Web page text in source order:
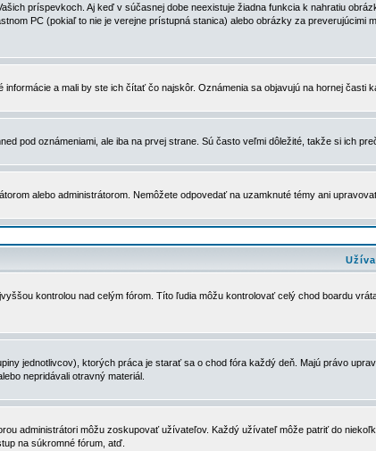
príspevkoch. Aj keď v súčasnej dobe neexistuje žiadna funkcia k nahratiu
PC (pokiaľ to nie je verejne prístupná stanica) alebo obrázky za
informácie a mali by ste ich čítať čo najskôr. Oznámenia sa objavujú na hornej
pod oznámeniami, ale iba na prvej strane. Sú často veľmi dôležité, takže si ich
alebo administrátorom. Nemôžete odpovedať na uzamknuté témy ani
kontrolou nad celým fórom. Títo ľudia môžu kontrolovať celý chod boardu
jednotlivcov), ktorých práca je starať sa o chod fóra každý deň. Majú právo
nepridávali otravný materiál.
administrátori môžu zoskupovať užívateľov. Každý užívateľ môže patriť do
na súkromné fórum, atď.